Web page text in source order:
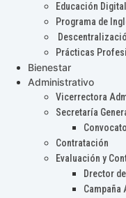
Educación Digital
Programa de
Prácticas
Bienestar
Administrativo
Vicerrectora
Secretaría
Contratación
Evaluación y
Drector
Campaña